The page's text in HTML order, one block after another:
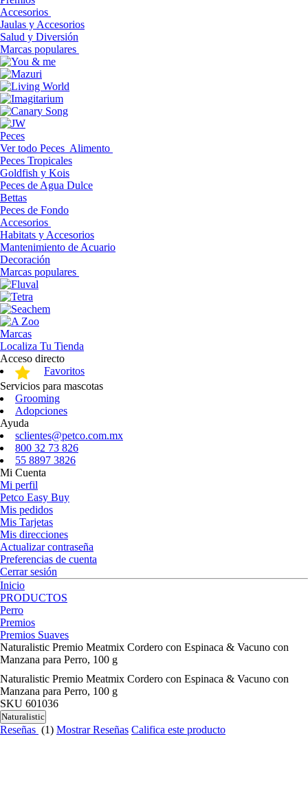
Accesorios
Jaulas y Accesorios
Salud y Diversión
Marcas populares
Peces
Ver todo Peces Alimento
Peces Tropicales
Goldfish y Kois
Peces de Agua Dulce
Bettas
Peces de Fondo
Accesorios
Habitats y Accesorios
Mantenimiento de Acuario
Decoración
Marcas populares
Marcas
Localiza Tu Tienda
Acceso directo
Favoritos
Servicios para mascotas
Grooming
Adopciones
Ayuda
sclientes@petco.com.mx
800 32 73 826
55 8897 3826
Mi Cuenta
Mi perfil
Petco Easy Buy
Mis pedidos
Mis Tarjetas
Mis direcciones
Actualizar contraseña
Preferencias de cuenta
Cerrar sesión
Inicio
PRODUCTOS
Perro
Premios
Premios Suaves
Naturalistic Premio Meatmix Cordero con Espinaca & Vacuno con
Manzana para Perro, 100 g
Naturalistic Premio Meatmix Cordero con Espinaca & Vacuno con
Manzana para Perro, 100 g
SKU 601036
Naturalistic
Reseñas (1) Mostrar Reseñas Califica este producto